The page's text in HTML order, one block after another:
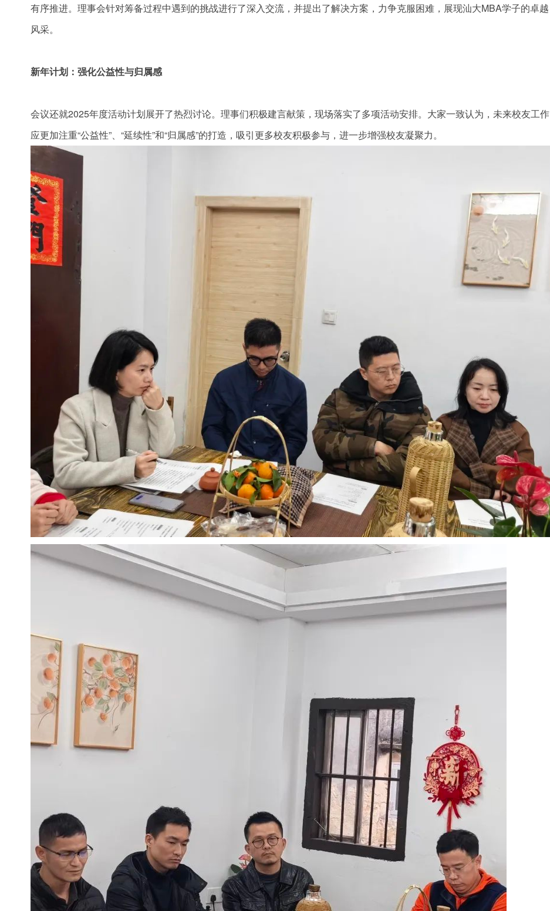
有序推进。理事会针对筹备过程中遇到的挑战进行了深入交流，并提出了解决方案，力争克服困难，展现汕大MBA学子的卓越
风采。
新年计划：强化公益性与归属感
会议还就2025年度活动计划展开了热烈讨论。理事们积极建言献策，现场落实了多项活动安排。大家一致认为，未来校友工作
应更加注重“公益性”、“延续性”和“归属感”的打造，吸引更多校友积极参与，进一步增强校友凝聚力。